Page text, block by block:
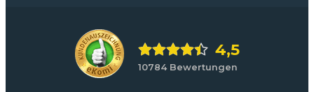
4,5
10784 Bewertungen